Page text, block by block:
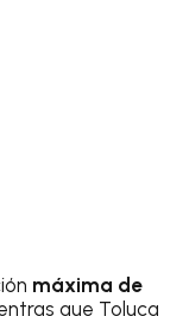
máxima de
que Toluca